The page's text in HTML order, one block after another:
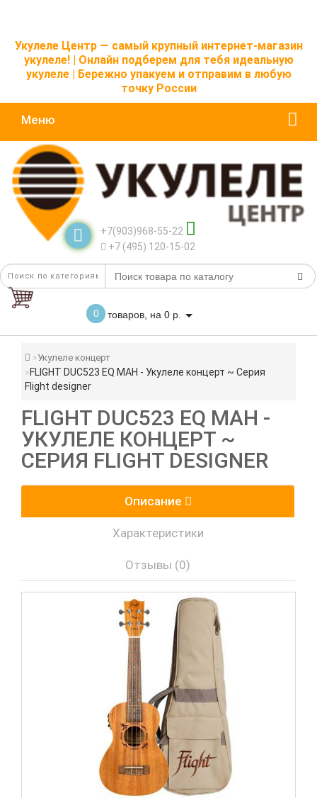
Укулеле Центр — самый крупный интернет-магазин
укулеле! | Онлайн подберем для тебя идеальную
укулеле | Бережно упакуем и отправим в любую
точку России
Меню
+7(903)968-55-22
+7 (495) 120-15-02
0 товаров, на 0 р.
Укулеле концерт
FLIGHT DUC523 EQ MAH - Укулеле концерт ~ Серия
Flight designer
FLIGHT DUC523 EQ MAH -
УКУЛЕЛЕ КОНЦЕРТ ~
СЕРИЯ FLIGHT DESIGNER
Описание
Характеристики
Отзывы (0)